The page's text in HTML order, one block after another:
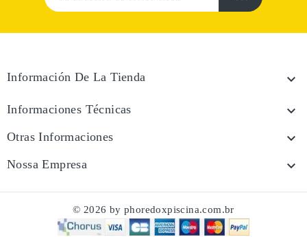
Información De La Tienda 
Informaciones Técnicas 
Otras Informaciones 
Nossa Empresa 
© 2026 by phoredoxpiscina.com.br